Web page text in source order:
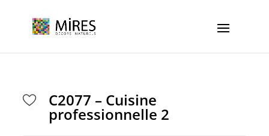
C2077 – Cuisine
professionnelle 2